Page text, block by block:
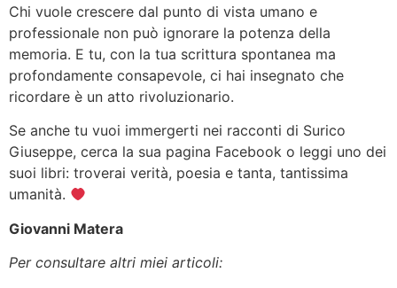
Chi vuole crescere dal punto di vista umano e
professionale non può ignorare la potenza della
memoria. E tu, con la tua scrittura spontanea ma
profondamente consapevole, ci hai insegnato che
ricordare è un atto rivoluzionario.
Se anche tu vuoi immergerti nei racconti di Surico
Giuseppe, cerca la sua pagina Facebook o leggi uno dei
suoi libri: troverai verità, poesia e tanta, tantissima
umanità.
Giovanni Matera
Per consultare altri miei articoli: